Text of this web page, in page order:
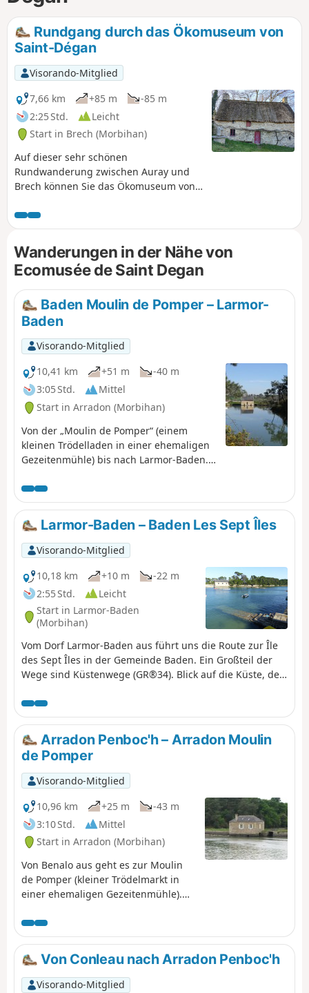
Rundgang durch das Ökomuseum von
Saint-Dégan
Visorando-Mitglied
7,66 km
+85 m
-85 m
2:25 Std.
Leicht
Start in Brech (Morbihan)
Auf dieser sehr schönen
Rundwanderung zwischen Auray und
Brech können Sie das Ökomuseum von
Saint-Guérin mit ihrem klassischen
Altaraufsatz aus dem 17. Jahrhundert
und ihrem Wunderbrunnen sowie die
Brücke von Kerfroud, ein Überbleibsel
aus der gallo-römischen Zeit,
entdecken. Über einen alten Chouan-
Pfad gelangen Sie ins Tal von Tréauray
und zum Fluss Loc'h. Nachdem Sie den
haben, erreichen Sie wieder das
Wanderungen in der Nähe von
Ecomusée de Saint Degan
Baden Moulin de Pomper – Larmor-
Baden
Visorando-Mitglied
10,41 km
+51 m
-40 m
3:05 Std.
Mittel
Start in Arradon (Morbihan)
Von der „Moulin de Pomper“ (einem
kleinen Trödelladen in einer ehemaligen
Gezeitenmühle) bis nach Larmor-Baden.
Küstenwegen (GR®34). Blick auf die Küste
und die Inseln des Golfs.
Larmor-Baden – Baden Les Sept Îles
Visorando-Mitglied
10,18 km
+10 m
-22 m
2:55 Std.
Leicht
Start in Larmor-Baden
(Morbihan)
Vom Dorf Larmor-Baden aus führt uns die Route zur Île
des Sept Îles in der Gemeinde Baden. Ein Großteil der
Wege sind Küstenwege (GR®34). Blick auf die Küste, den
Berder, Île de Gavrinis). Möglichkeit, diese Route um die
Umrundung der Île de Berder zu ergänzen.
Arradon Penboc'h – Arradon Moulin
de Pomper
Visorando-Mitglied
10,96 km
+25 m
-43 m
3:10 Std.
Mittel
Start in Arradon (Morbihan)
Von Benalo aus geht es zur Moulin
de Pomper (kleiner Trödelmarkt in
einer ehemaligen Gezeitenmühle).
Küstenwegen (GR®34, Tour du Golfe
du Morbihan). Blick auf die Küste
und die Inseln des Golfs: Arz,
Drenec, Logodec, aux Moines, d'Irus.
Von Conleau nach Arradon Penboc'h
Visorando-Mitglied